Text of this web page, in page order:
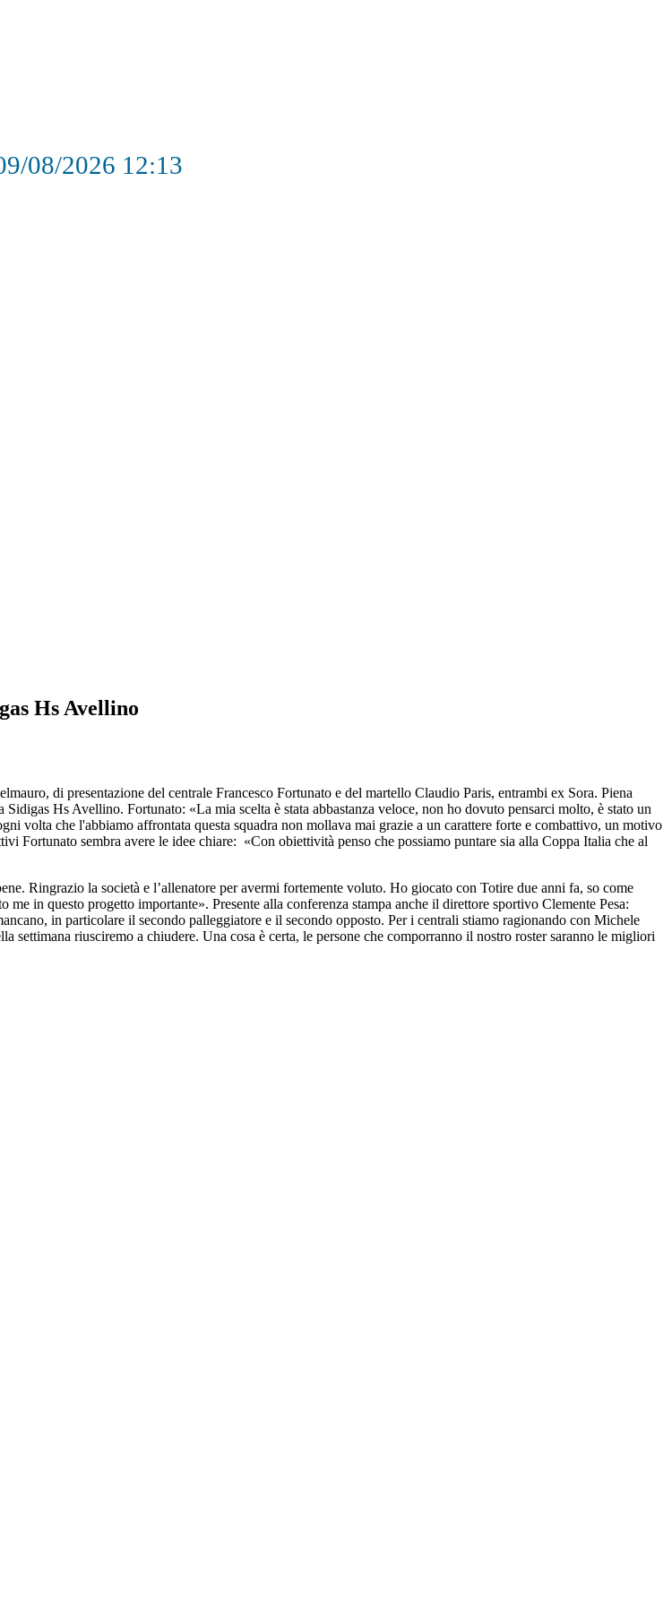
08/2026 12:13
Hs Avellino
di presentazione del centrale Francesco Fortunato e del martello Claudio Paris, entrambi ex Sora. Piena
Sidigas Hs Avellino. Fortunato: «La mia scelta è stata abbastanza veloce, non ho dovuto pensarci molto, è stato un
volta che l'abbiamo affrontata questa squadra non mollava mai grazie a un carattere forte e combattivo, un motivo
Fortunato sembra avere le idee chiare: «Con obiettività penso che possiamo puntare sia alla Coppa Italia che al
Ringrazio la società e l’allenatore per avermi fortemente voluto. Ho giocato con Totire due anni fa, so come
me in questo progetto importante». Presente alla conferenza stampa anche il direttore sportivo Clemente Pesa:
in particolare il secondo palleggiatore e il secondo opposto. Per i centrali stiamo ragionando con Michele
settimana riusciremo a chiudere. Una cosa è certa, le persone che comporranno il nostro roster saranno le migliori